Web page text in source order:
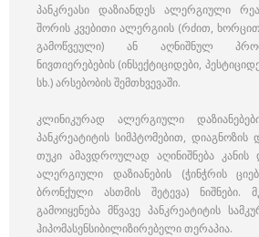
პანკრეასი დაზიანდეს ალერგიული
შორის კვებითი ალერგიის (რძით,
გამოწვეული) ან აღნიშნულ
ნივთიერებების (ინსექტიციდები,
სხ.) არსებობის შემთხვევაში.
კლინიკურად ალერგიული
პანკრეატიტის სიმპტომებით, დიაგნოზის
თუკი ამავდროულად აღინიშნება კანის
ალერგიული დაზიანების (ჭინჭრის
ბრონქული ასთმის შეტევა) ნიშნები.
გამოიყენება მწვავე პანკრეატიტის
ჰიპომასენსიბილიზირებელი თერაპია.